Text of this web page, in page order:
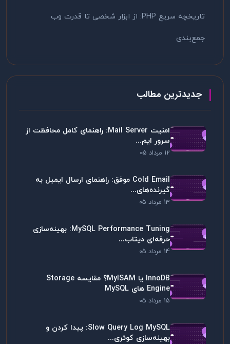
تاریخچه سریع PHP: از ابزار شخصی تا قدرت وب
جمع‌بندی
جدیدترین مطالب
امنیت Mail Server: راهنمای کامل محافظت از
سرور ایم...
12 مرداد 05
Cold Email موفق: راهنمای ارسال ایمیل به
گیرنده‌های...
13 مرداد 05
MySQL Performance Tuning: بهینه‌سازی
حرفه‌ای دیتاب...
14 مرداد 05
InnoDB یا MyISAM؟ مقایسه Storage
Engine های MySQL
15 مرداد 05
Slow Query Log MySQL: پیدا کردن و
بهینه‌سازی کوئری...